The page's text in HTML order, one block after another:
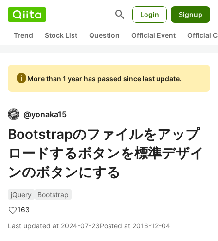
search Login Signup
Trend Stock List Question Official Event Official
infoMore than 1 year has passed since last update.
@yonaka15
Bootstrapのファイルをアップ
ロードするボタンを標準デザイ
ンのボタンにする
jQuery
Bootstrap
163
Last updated at 2024-07-23Posted at 2016-12-04